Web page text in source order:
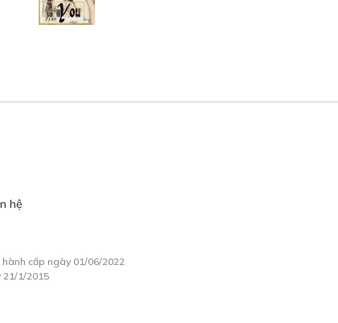
hệ
cấp ngày 01/06/2022
21/1/2015